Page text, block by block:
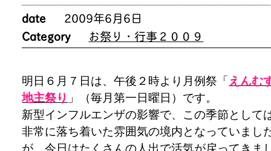
date
2009年6月6日
Category
お祭り・行事２００９
明日６月７日は、午後２時より月例祭「 えんむ
地主祭り 」（毎月第一日曜日）です。
新型インフルエンザの影響で、この季節として
非常に落ち着いた雰囲気の境内となっていまし
が、今日はたくさんの人出で活気が戻ってきま